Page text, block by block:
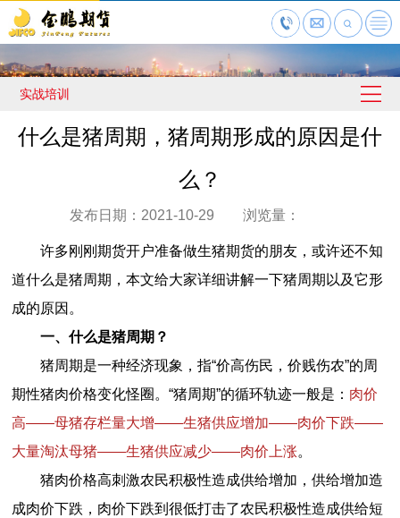
实战培训
什么是猪周期，猪周期形成的原因是什
么？
发布日期：2021-10-29 浏览量：
许多刚刚期货开户准备做生猪期货的朋友，或许还不知
道什么是猪周期，本文给大家详细讲解一下猪周期以及它形
成的原因。
一、什么是猪周期？
猪周期是一种经济现象，指“价高伤民，价贱伤农”的周
期性猪肉价格变化怪圈。“猪周期”的循环轨迹一般是： 肉价
高——母猪存栏量大增——生猪供应增加——肉价下跌——
大量淘汰母猪——生猪供应减少——肉价上涨。
猪肉价格高刺激农民积极性造成供给增加，供给增加造
成肉价下跌，肉价下跌到很低打击了农民积极性造成供给短